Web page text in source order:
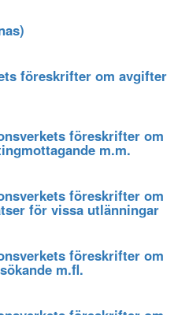
föreskrifter om avgifter
föreskrifter om
m.m.
föreskrifter om
för vissa utlänningar
föreskrifter om
m.fl.